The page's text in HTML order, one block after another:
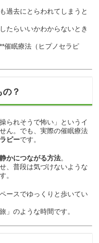
過去にとらわれてしまうと
たらいいかわからないとき
催眠療法（ヒプノセラピ
？
られそうで怖い」というイ
ん。でも、実際の催眠療法
ピーです。
かにつながる方法。
、普段は気づけないような
。
ースでゆっくりと歩いてい
」のような時間です。